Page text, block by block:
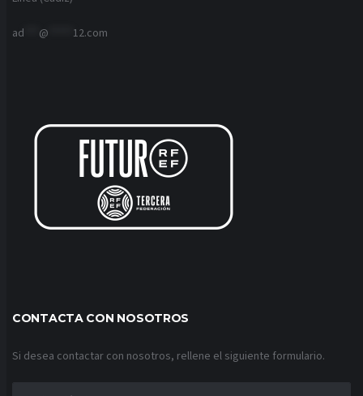
ad @ 12.com
CONTACTA CON NOSOTROS
Si desea contactar con nosotros, rellene el siguiente formulario.